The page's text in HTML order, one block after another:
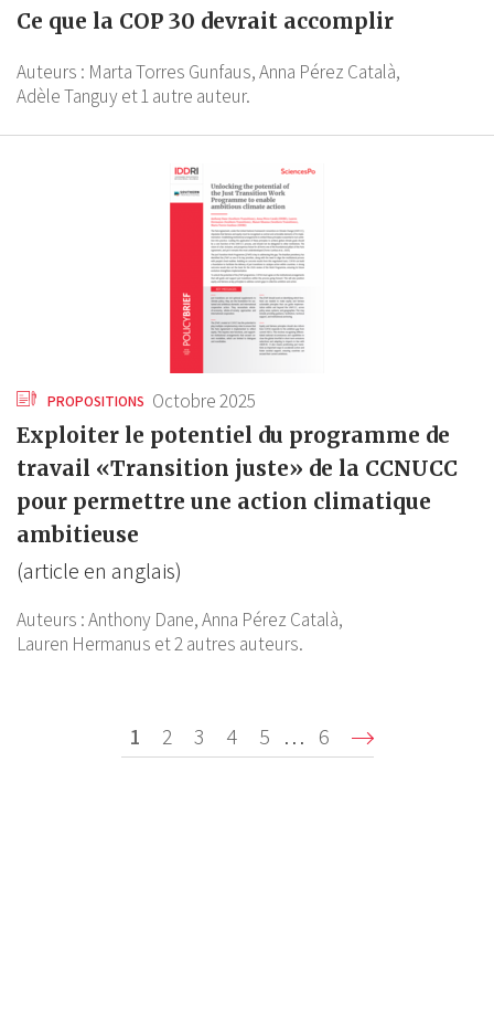
Ce que la COP 30 devrait accomplir
Auteurs : Marta Torres Gunfaus,Anna Pérez Català,
Adèle Tanguyet 1 autre auteur.
PROPOSITIONS Octobre 2025
Exploiter le potentiel du programme de
travail «Transition juste» de la CCNUCC
pour permettre une action climatique
ambitieuse
(article en anglais)
Auteurs :Anthony Dane,Anna Pérez Català,
Lauren Hermanus et 2 autres auteurs.
Page
courante
1 Page
2 Page
3 Page
4 Page
5 … Dernière
page
6